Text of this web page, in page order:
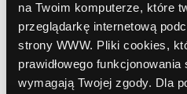
na Twoim komputerze, które
przeglądarkę internetową
strony WWW. Pliki cookies,
prawidłowego
wymagają Twojej zgody. Dla
9
Bank Zachodni WBK,